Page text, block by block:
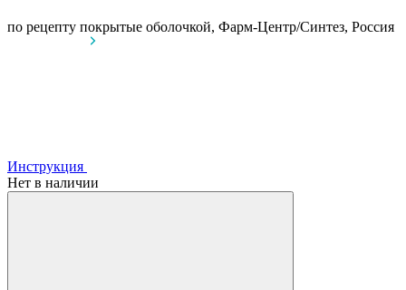
по рецепту покрытые оболочкой, Фарм-Центр/Синтез, Россия
Инструкция
Нет в наличии